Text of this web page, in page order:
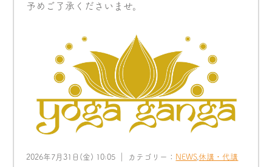
予めご了承くださいませ。
2026年7月31日(金) 10:05 ｜ カテゴリー： NEWS,休講・代講